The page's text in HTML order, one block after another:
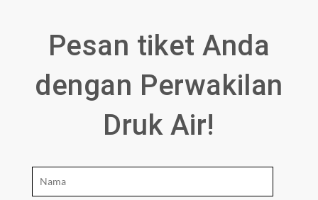
Pesan tiket Anda
dengan Perwakilan
Druk Air!